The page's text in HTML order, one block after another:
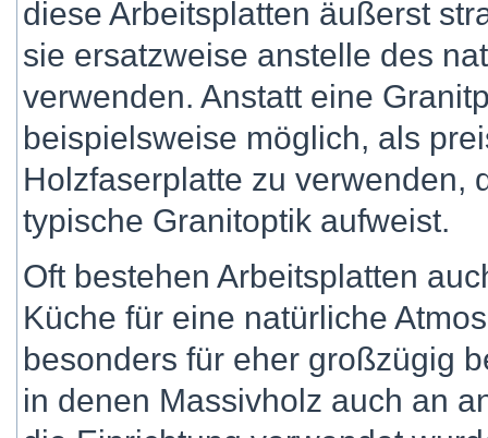
diese Arbeitsplatten äußerst
sie ersatzweise anstelle des
verwenden. Anstatt eine
beispielsweise möglich, als
Holzfaserplatte zu verwenden,
typische Granitoptik aufweist.
Oft bestehen Arbeitsplatten
Küche für eine natürliche
besonders für eher großzügig
in denen Massivholz auch an